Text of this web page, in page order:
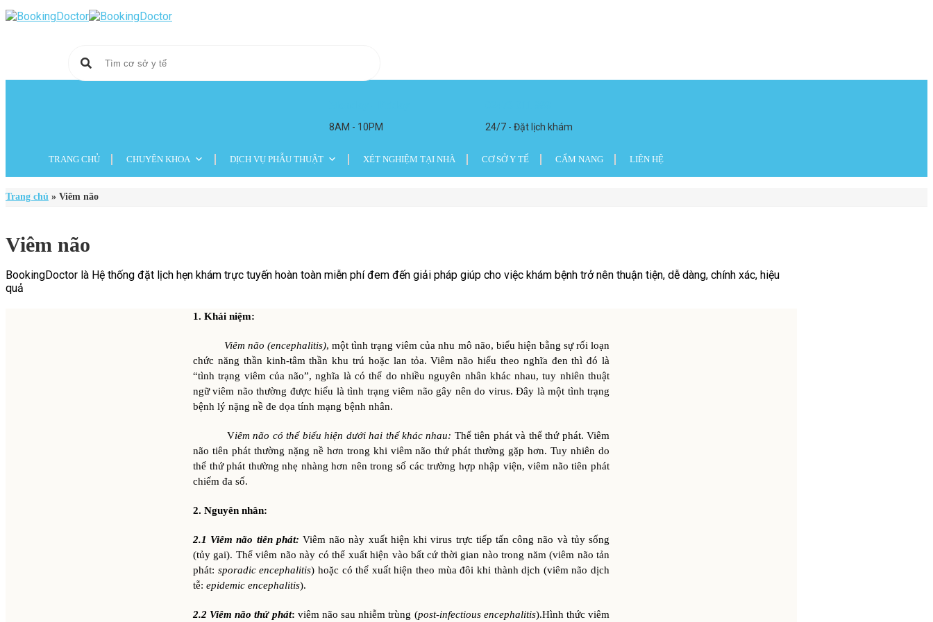
Skip
to
8AM - 10PM 24/7 - Đặt lịch khám
TRANG CHỦ CHUYÊN KHOA DỊCH VỤ PHẪU THUẬT XÉT NGHIỆM TẠI NHÀ CƠ SỞ Y TẾ CẨM NANG LIÊN HỆ
Trang chủ » Viêm não
Viêm não
BookingDoctor là Hệ thống đặt lịch hẹn khám trực tuyến hoàn toàn miễn phí đem đến giải pháp giúp cho việc khám bệnh trở nên thuận tiện, dễ dàng, chính xác, hiệu
quả
1. Khái niệm:
Viêm não (encephalitis), một tình trạng viêm của nhu mô não, biểu hiện bằng sự rối loạn
chức năng thần kinh-tâm thần khu trú hoặc lan tỏa. Viêm não hiểu theo nghĩa đen thì đó là
“tình trạng viêm của não”, nghĩa là có thể do nhiều nguyên nhân khác nhau, tuy nhiên thuật
ngữ viêm não thường được hiểu là tình trạng viêm não gây nên do virus. Đây là một tình trạng
bệnh lý nặng nề đe dọa tính mạng bệnh nhân.
Viêm não có thể biểu hiện dưới hai thể khác nhau: Thể tiên phát và thể thứ phát. Viêm
não tiên phát thường nặng nề hơn trong khi viêm não thứ phát thường gặp hơn. Tuy nhiên do
thể thứ phát thường nhẹ nhàng hơn nên trong số các trường hợp nhập viện, viêm não tiên phát
chiếm đa số.
2. Nguyên nhân:
2.1 Viêm não tiên phát: Viêm não này xuất hiện khi virus trực tiếp tấn công não và tủy sống
(tủy gai). Thể viêm não này có thể xuất hiện vào bất cứ thời gian nào trong năm (viêm não tản
phát: sporadic encephalitis) hoặc có thể xuất hiện theo mùa đôi khi thành dịch (viêm não dịch
tễ: epidemic encephalitis).
2.2 Viêm não thứ phát: viêm não sau nhiễm trùng (post-infectious encephalitis).Hình thức viêm